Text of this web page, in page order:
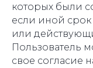
которых были
если иной
или
Пользователь
свое согласие